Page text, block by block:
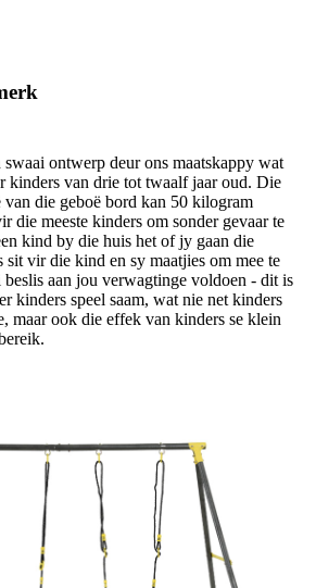
ontwerp deur ons maatskappy wat
kinders van drie tot twaalf jaar oud. Die
van die geboë bord kan 50 kilogram
die meeste kinders om sonder gevaar te
kind by die huis het of jy gaan die
sit vir die kind en sy maatjies om mee te
beslis aan jou verwagtinge voldoen - dit is
kinders speel saam, wat nie net kinders
maar ook die effek van kinders se klein